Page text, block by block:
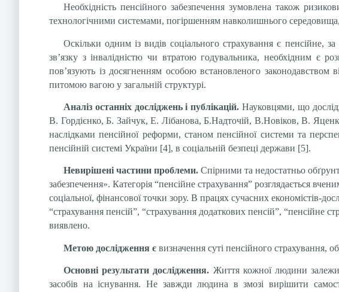
Необхідність пенсійного забезпечення зумовлена також
технологічними системами, погіршенням навколишнього середовища,
Оскільки одним із видів соціального страхування є пенсійне,
зв’язку з інвалідністю чи втратою годувальника, необхідним є
пов’язують із досягненням особою встановленого законодавством
питомою вагою у загальній структурі.
Аналіз останніх досліджень і публікацій.Науковцями, що
В. Гордієнко, Б. Зайчук, Е. Лібанова, Б.Надточій, В.Новіков, В.
наслідками пенсійної реформи, станом пенсійної системи та
пенсійній системі України [4], в соціальній безпеці держави [5].
Невирішені частини проблеми. Спірними та недостатньо
забезпечення». Категорія “пенсійне страхування” розглядається
соціальної, фінансової точки зору. В працях сучасних економістів-
“страхування пенсій”, “страхування додаткових пенсій”, “пенсійне
виявлено.
Метою дослідження є визначення суті пенсійного страхування,
Основні результати дослідження. Життя кожної людини
засобів на існування. Не завжди людина в змозі вирішити